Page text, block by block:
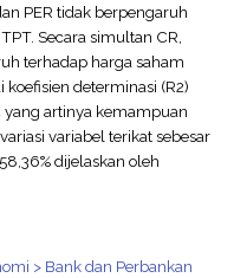
PER tidak berpengaruh
Secara simultan CR,
terhadap harga saham
koefisien determinasi (R2)
artinya kemampuan
variabel terikat sebesar
dijelaskan oleh
> Bank dan Perbankan